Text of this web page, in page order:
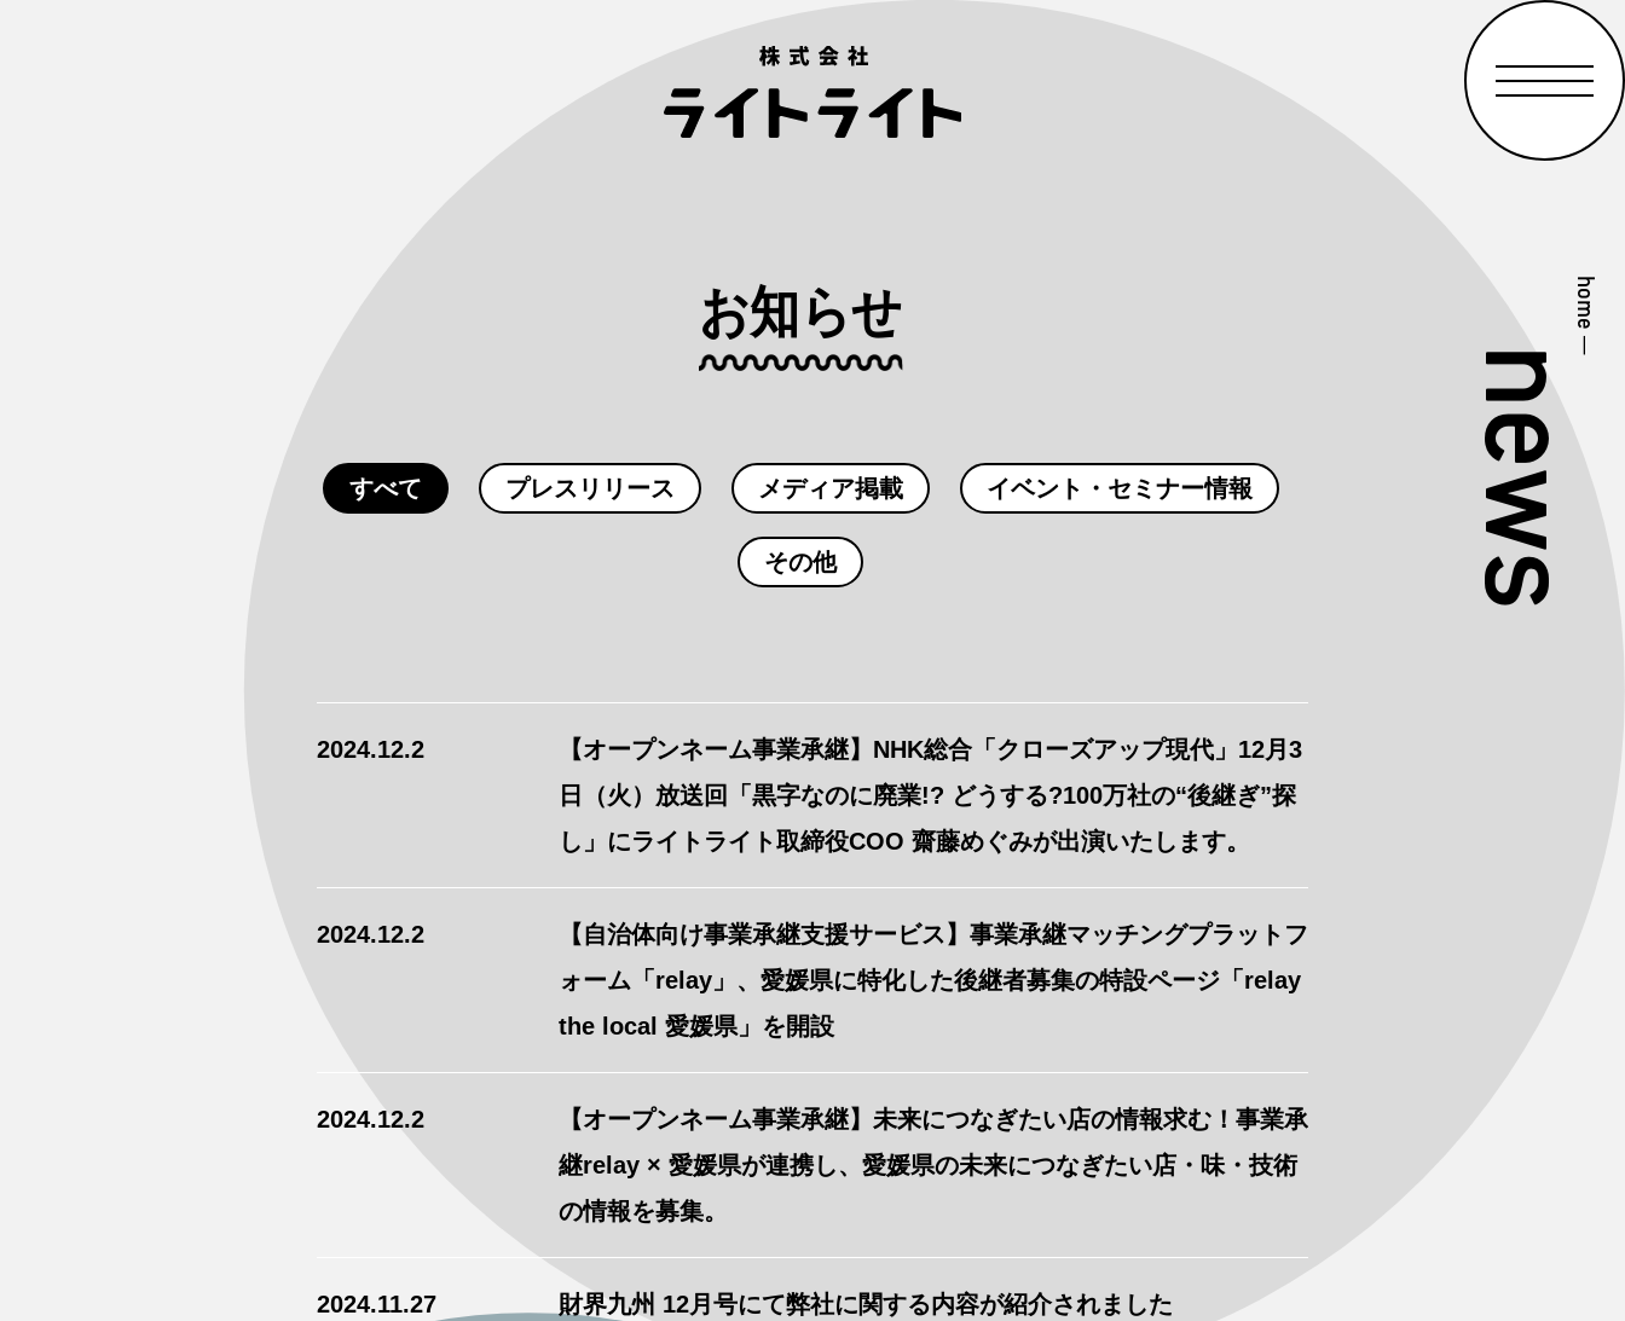
お知らせ home
—
news
すべて プレスリリース メディア掲載 イベント・セミナー情報
その他
2024.12.2
【オープンネーム事業承継】NHK総合「クローズアップ現代」12月3
日（火）放送回「黒字なのに廃業!? どうする?100万社の“後継ぎ”探
し」にライトライト取締役COO 齋藤めぐみが出演いたします。
2024.12.2
【自治体向け事業承継支援サービス】事業承継マッチングプラットフ
ォーム「relay」、愛媛県に特化した後継者募集の特設ページ「relay
the local 愛媛県」を開設
2024.12.2
【オープンネーム事業承継】未来につなぎたい店の情報求む！事業承
継relay × 愛媛県が連携し、愛媛県の未来につなぎたい店・味・技術
の情報を募集。
2024.11.27 財界九州 12月号にて弊社に関する内容が紹介されました